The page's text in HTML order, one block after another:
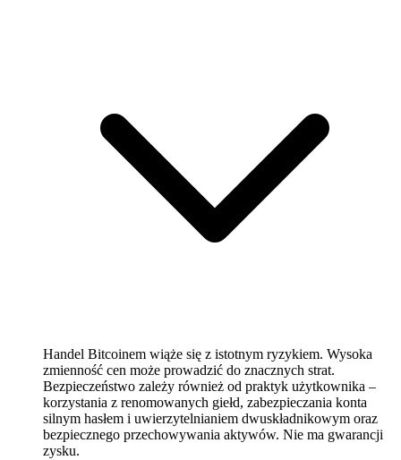
Handel Bitcoinem wiąże się z istotnym ryzykiem. Wysoka
zmienność cen może prowadzić do znacznych strat.
Bezpieczeństwo zależy również od praktyk użytkownika –
korzystania z renomowanych giełd, zabezpieczania konta
silnym hasłem i uwierzytelnianiem dwuskładnikowym oraz
bezpiecznego przechowywania aktywów. Nie ma gwarancji
zysku.